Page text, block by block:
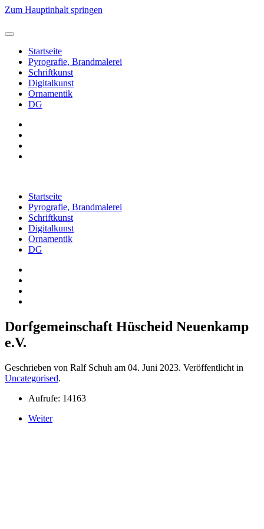
Zum Hauptinhalt springen
Startseite
Pyrografie, Brandmalerei
Schriftkunst
Digitalkunst
Ornamentik
DG
Startseite
Pyrografie, Brandmalerei
Schriftkunst
Digitalkunst
Ornamentik
DG
Dorfgemeinschaft Hüscheid Neuenkamp
e.V.
Geschrieben von Ralf Schuh am 04. Juni 2023. Veröffentlicht in
Uncategorised.
Aufrufe: 14163
Weiter